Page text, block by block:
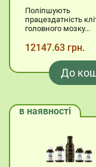
Поліпшують
працездатність
головного мозку...
12147.63 грн.
До
в наявності